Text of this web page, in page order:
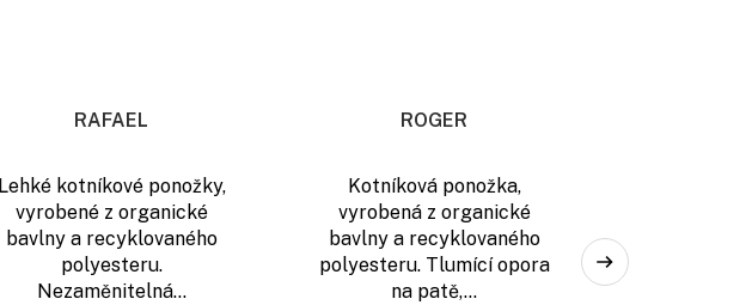
RAFAEL
Lehké kotníkové ponožky,
vyrobené z organické
bavlny a recyklovaného
polyesteru.
Nezaměnitelná...
ROGER
Kotníková ponožka,
vyrobená z organické
bavlny a recyklovaného
polyesteru. Tlumící opora
na patě,...